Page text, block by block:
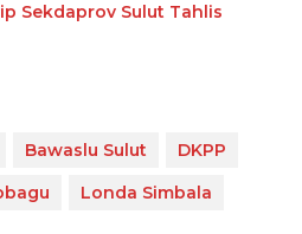
Sekdaprov Sulut Tahlis
Bawaslu Sulut
DKPP
Londa Simbala